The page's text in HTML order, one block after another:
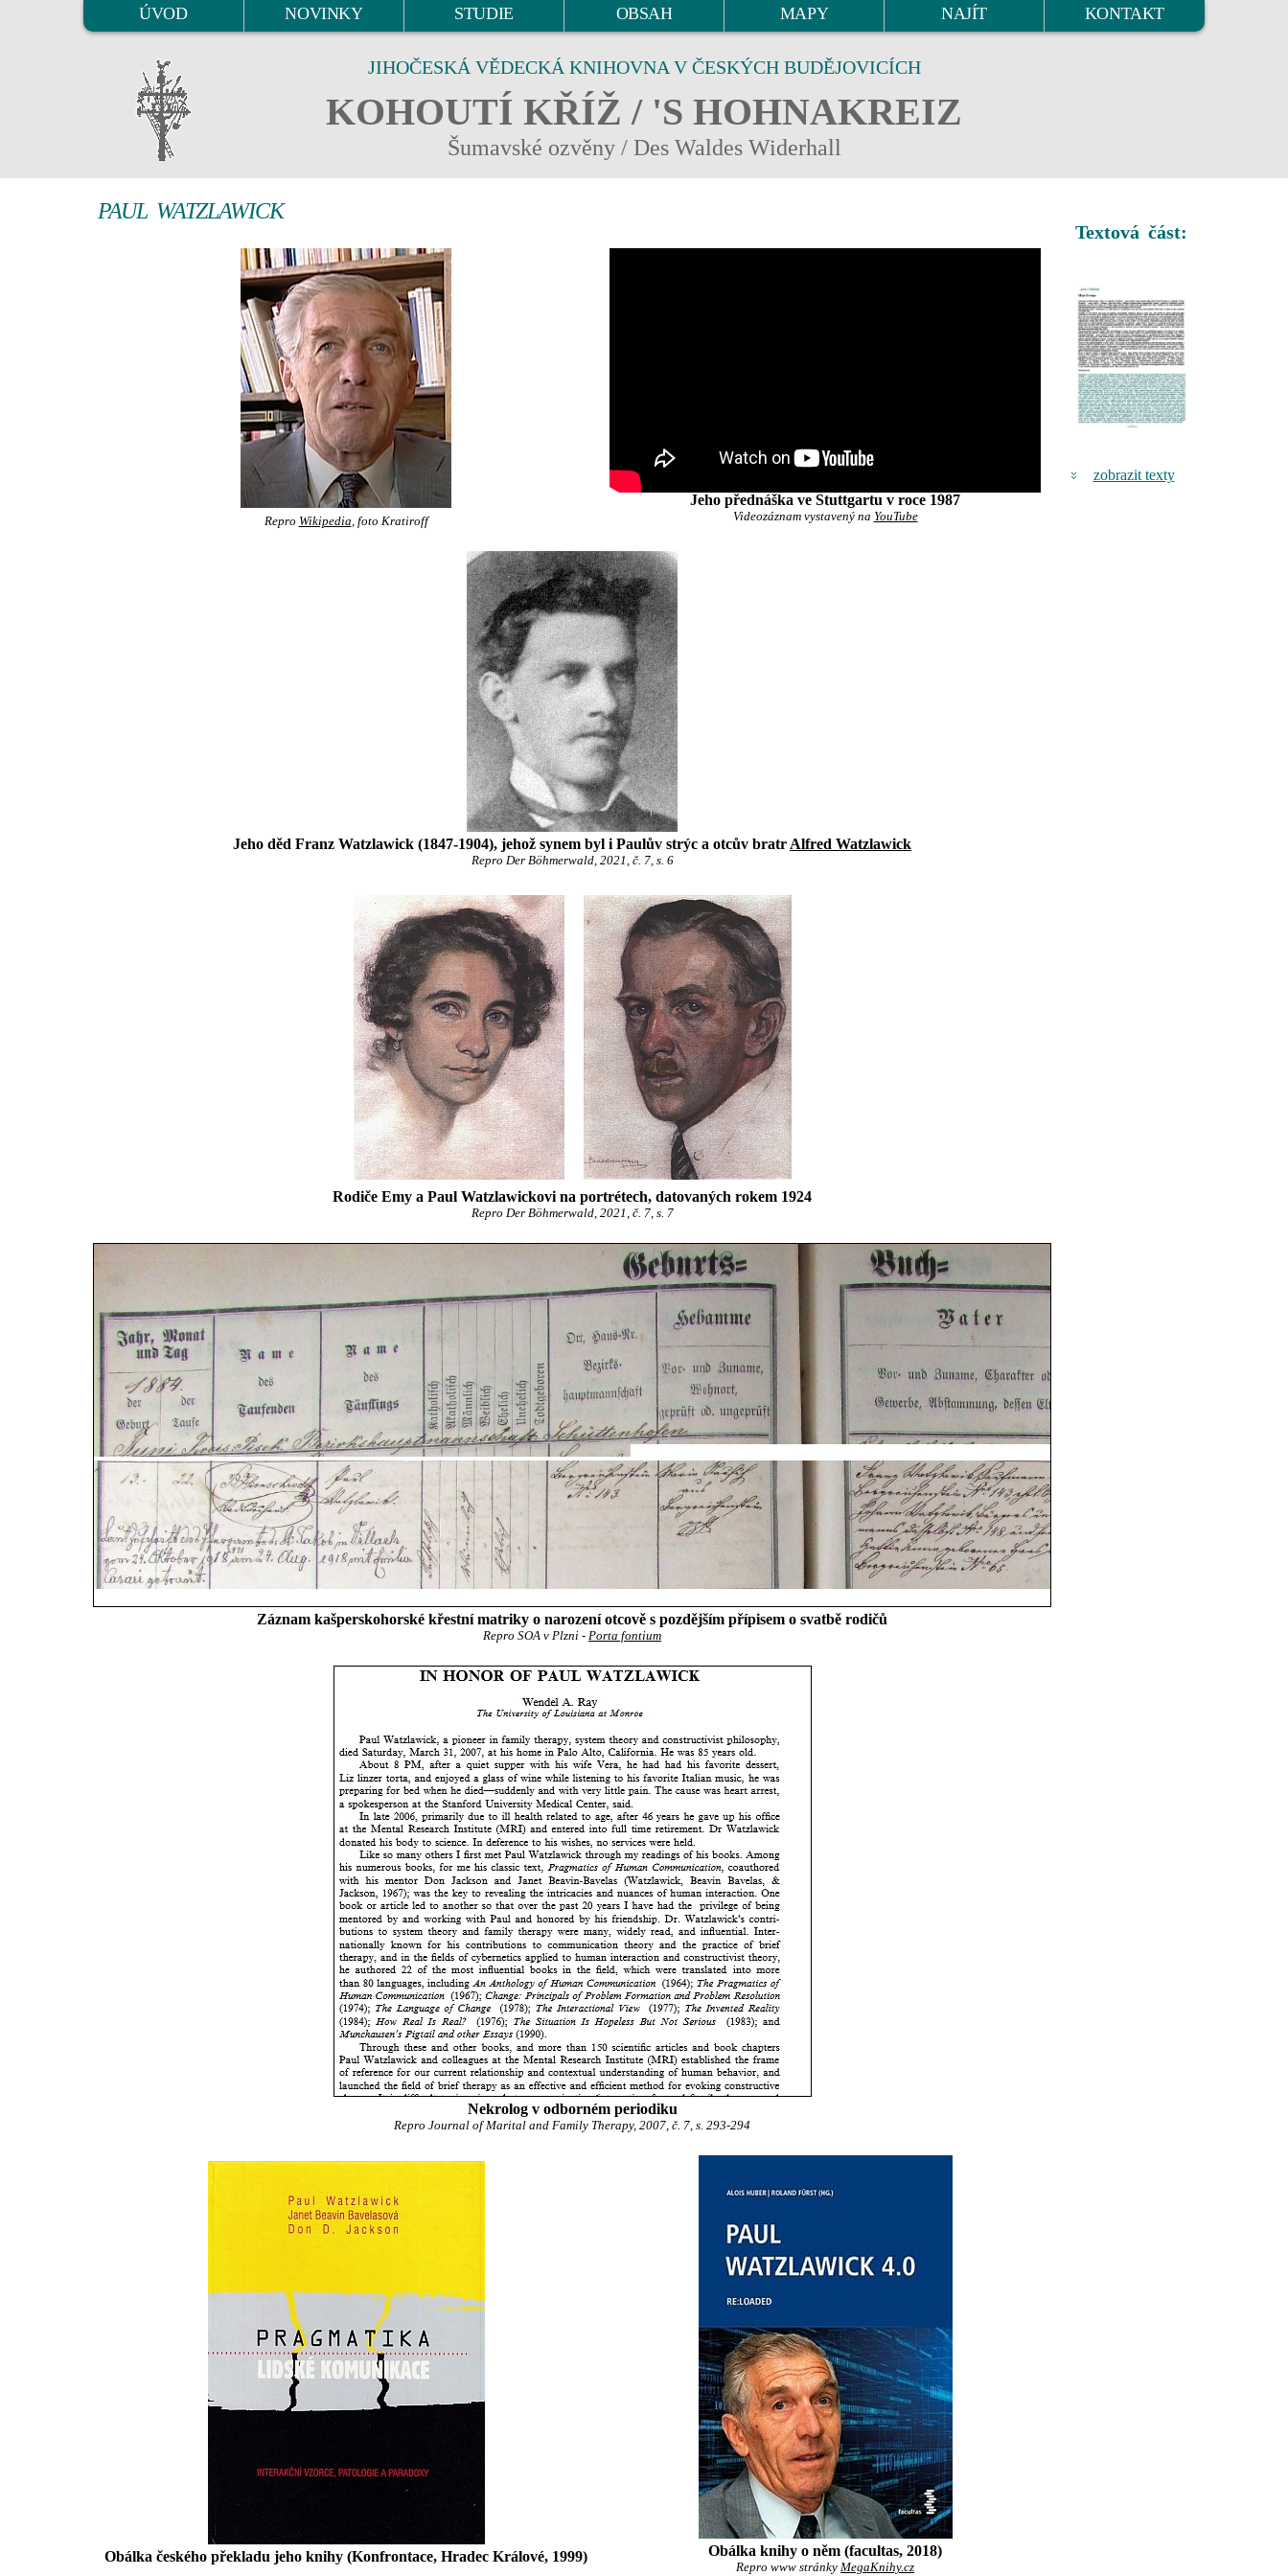
ÚVOD NOVINKY STUDIE OBSAH MAPY NAJÍT KONTAKT
JIHOČESKÁ VĚDECKÁ KNIHOVNA V ČESKÝCH BUDĚJOVICÍCH
KOHOUTÍ KŘÍŽ / 'S HOHNAKREIZ
Šumavské ozvěny / Des Waldes Widerhall
PAUL WATZLAWICK
Repro Wikipedia, foto Kratiroff
Jeho přednáška ve Stuttgartu v roce 1987
Videozáznam vystavený na YouTube
Jeho děd Franz Watzlawick (1847-1904), jehož synem byl i Paulův strýc a otcův bratr Alfred Watzlawick
Repro Der Böhmerwald, 2021, č. 7, s. 6
Rodiče Emy a Paul Watzlawickovi na portrétech, datovaných rokem 1924
Repro Der Böhmerwald, 2021, č. 7, s. 7
Záznam kašperskohorské křestní matriky o narození otcově s pozdějším přípisem o svatbě rodičů
Repro SOA v Plzni - Porta fontium
Nekrolog v odborném periodiku
Repro Journal of Marital and Family Therapy, 2007, č. 7, s. 293-294
Obálka českého překladu jeho knihy (Konfrontace, Hradec Králové, 1999) Obálka knihy o něm (facultas, 2018)
Repro www stránky MegaKnihy.cz
Textová část:
zobrazit texty